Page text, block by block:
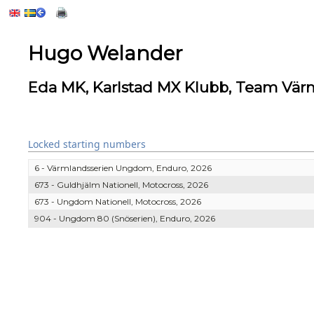
Hugo Welander
Eda MK, Karlstad MX Klubb, Team
Locked starting numbers
6 - Värmlandsserien Ungdom, Enduro, 2026
673 - Guldhjälm Nationell, Motocross, 2026
673 - Ungdom Nationell, Motocross, 2026
904 - Ungdom 80 (Snöserien), Enduro, 2026